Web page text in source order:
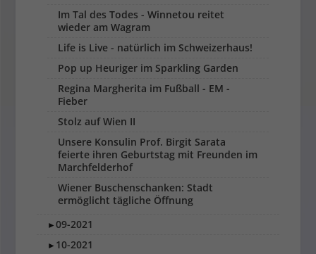
Im Tal des Todes - Winnetou reitet
wieder am Wagram
Life is Live - natürlich im Schweizerhaus!
Pop up Heuriger im Sparkling Garden
Regina Margherita im Fußball - EM -
Fieber
Stolz auf Wien II
Unsere Konsulin Prof. Birgit Sarata
feierte ihren Geburtstag mit Freunden im
Marchfelderhof
Wiener Buschenschanken: Stadt
ermöglicht tägliche Öffnung
►09-2021
► 10-2021